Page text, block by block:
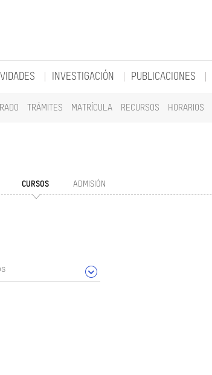
TRÁMITES MATRÍCULA RECURSOS HORARIOS
INVESTIGACIÓN PUBLICACIONES
CURSOS ADMISIÓN